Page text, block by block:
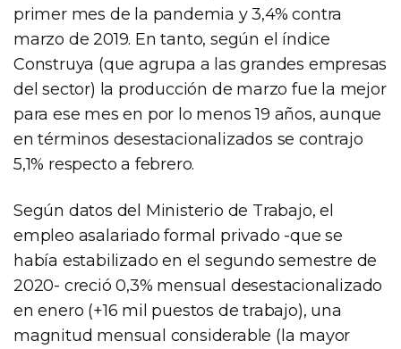
primer mes de la pandemia y 3,4% contra
marzo de 2019. En tanto, según el índice
Construya (que agrupa a las grandes empresas
del sector) la producción de marzo fue la mejor
para ese mes en por lo menos 19 años, aunque
en términos desestacionalizados se contrajo
5,1% respecto a febrero.
Según datos del Ministerio de Trabajo, el
empleo asalariado formal privado -que se
había estabilizado en el segundo semestre de
2020- creció 0,3% mensual desestacionalizado
en enero (+16 mil puestos de trabajo), una
magnitud mensual considerable (la mayor